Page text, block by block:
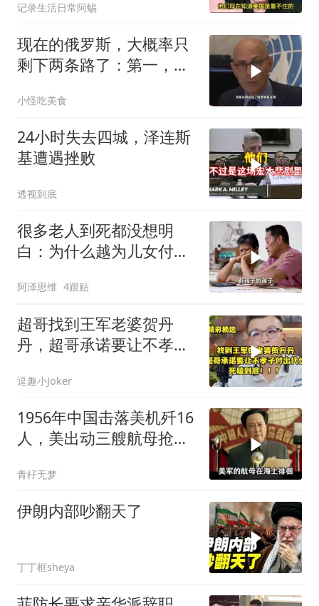
记录生活日常阿蜴
现在的俄罗斯，大概率只
剩下两条路了：第一，把
小怪吃美食
24小时失去四城，泽连斯
基遭遇挫败
透视到底
很多老人到死都没想明
白：为什么越为儿女付
阿泽思维 4跟贴
超哥找到王军老婆贺丹
丹，超哥承诺要让不孝子
逗趣小Joker
1956年中国击落美机歼16
人，美出动三艘航母抢尸
青杍无梦
伊朗内部吵翻天了
丁丁框sheya